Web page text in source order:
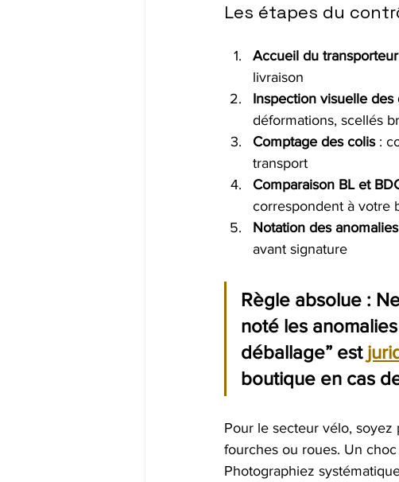
Les étapes du
Accueil du transporteur
livraison
Inspection visuelle des
déformations, scellés
Comptage des colis :
transport
Comparaison BL et
correspondent à votre
Notation des
avant signature
Règle absolue :
noté les
déballage” est
boutique en cas
Pour le secteur vélo,
fourches ou roues. Un
Photographiez